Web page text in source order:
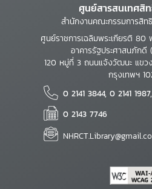
ศูนย์สารสนเทศสิ
สำนักงานคณะกรรมการสิ
ศูนย์ราชการเฉลิมพระเกียรติ
อาคารรัฐประศาสนภักดี
120 หมู่ที่ 3 ถนนแจ้งวัฒนะ แข
กรุงเทพฯ
0 2141 3844, 0 2141
0 2143 7746